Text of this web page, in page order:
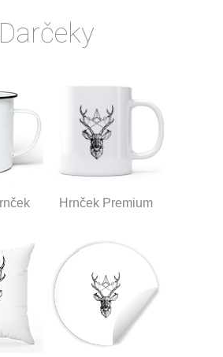
Darčeky
Hrnček Premium